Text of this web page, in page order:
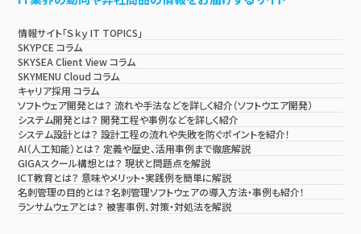
情報サイト「Ｓｋｙ IT TOPICS」
SKYPCE コラム
SKYSEA Client View コラム
SKYMENU Cloud コラム
キャリア採用 コラム
ソフトウェア開発とは？ 流れや手法などを詳しく紹介（ソフトウエア開発）
システム開発とは？ 開発工程や事例などを詳しく紹介
システム設計とは？ 設計工程の流れや失敗を防ぐポイントを紹介！
AI（人工知能）とは？ 定義や歴史、活用事例まで徹底解説
GIGAスクール構想とは？ 現状と問題点を解説
ICT教育とは？ 意味やメリット・実践例を簡単に解説
名刺管理の目的とは？名刺管理ソフトウェアの導入方法・事例も紹介！
ランサムウェアとは？ 被害事例、対策・対処法を解説